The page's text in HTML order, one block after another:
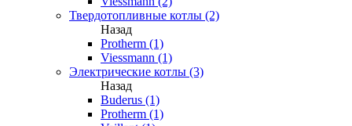
Твердотопливные котлы (2)
Назад
Protherm (1)
Viessmann (1)
Электрические котлы (3)
Назад
Buderus (1)
Protherm (1)